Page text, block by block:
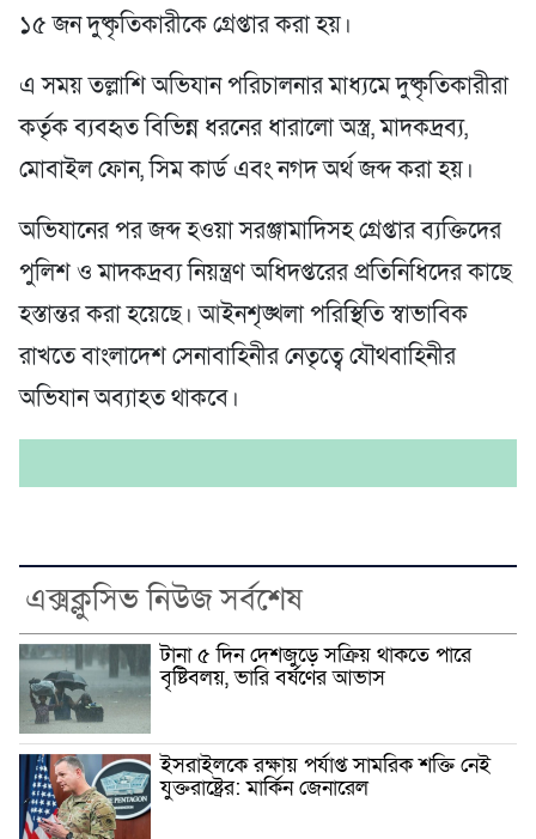
১৫ জন দুষ্কৃতিকারীকে গ্রেপ্তার করা হয়।
এ সময় তল্লাশি অভিযান পরিচালনার মাধ্যমে দুষ্কৃতিকারীরা
কর্তৃক ব্যবহৃত বিভিন্ন ধরনের ধারালো অস্ত্র, মাদকদ্রব্য,
মোবাইল ফোন, সিম কার্ড এবং নগদ অর্থ জব্দ করা হয়।
অভিযানের পর জব্দ হওয়া সরঞ্জামাদিসহ গ্রেপ্তার ব্যক্তিদের
পুলিশ ও মাদকদ্রব্য নিয়ন্ত্রণ অধিদপ্তরের প্রতিনিধিদের কাছে
হস্তান্তর করা হয়েছে। আইনশৃঙ্খলা পরিস্থিতি স্বাভাবিক
রাখতে বাংলাদেশ সেনাবাহিনীর নেতৃত্বে যৌথবাহিনীর
অভিযান অব্যাহত থাকবে।
এক্সক্লুসিভ নিউজ সর্বশেষ
টানা ৫ দিন দেশজুড়ে সক্রিয় থাকতে পারে
বৃষ্টিবলয়, ভারি বর্ষণের আভাস
ইসরাইলকে রক্ষায় পর্যাপ্ত সামরিক শক্তি নেই
যুক্তরাষ্ট্রের: মার্কিন জেনারেল